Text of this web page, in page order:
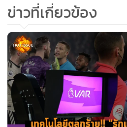
ข่าวที่เกี่ยวข้อง